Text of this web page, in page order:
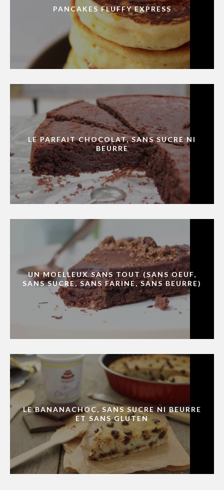
PANCAKES FLUFFY EXPRESS
LE PARFAIT CHOCOLAT, SANS SUCRE NI
BEURRE
UN MOELLEUX SANS TOUT (SANS OEUF,
SANS SUCRE, SANS FARINE, SANS BEURRE)
LE BANANACHOC, SANS SUCRE NI BEURRE
ET SANS GLUTEN